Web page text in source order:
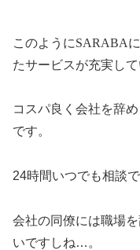
このようにSARABA
たサービスが充実し
コスパ良く会社を辞
です。
24時間いつでも相談
会社の同僚には職場
いですしね…。